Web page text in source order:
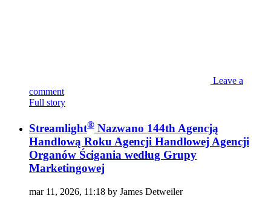
Leave a
comment
Full story
Streamlight® Nazwano 144th Agencją
Handlową Roku Agencji Handlowej Agencji
Organów Ścigania według Grupy
Marketingowej
mar 11, 2026, 11:18 by James Detweiler